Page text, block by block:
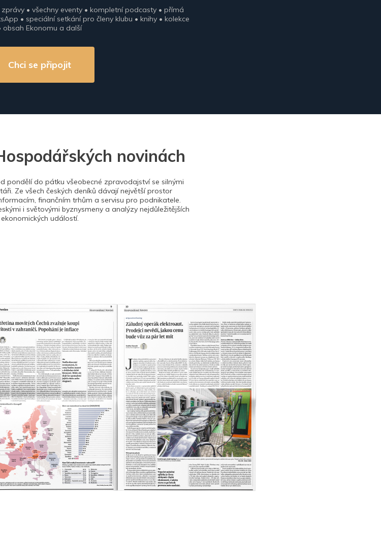
• všechny eventy • kompletní podcasty • přímá
• speciální setkání pro členy klubu • knihy • kolekce
obsah Ekonomu a další
Chci se připojit
novinách
pondělí do pátku všeobecné zpravodajství se silnými
Ze všech českých deníků dávají největší prostor
finančním trhům a servisu pro podnikatele.
i světovými byznysmeny a analýzy nejdůležitějších
ekonomických událostí.